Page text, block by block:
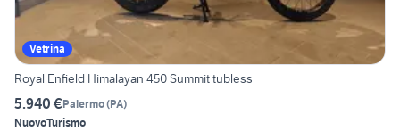
Vetrina
Royal Enfield Himalayan 450 Summit tubless
5.940 €Palermo(PA)
NuovoTurismo